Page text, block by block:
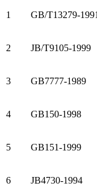
1 GB/T13279-1991
2 JB/T9105-1999
3 GB7777-1989
4 GB150-1998
5 GB151-1999
6 JB4730-1994